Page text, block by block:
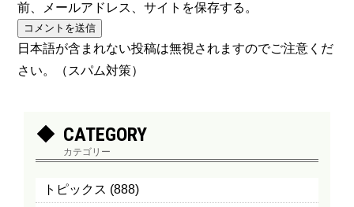
前、メールアドレス、サイトを保存する。
日本語が含まれない投稿は無視されますのでご注意くだ
さい。（スパム対策）
CATEGORY
カテゴリー
トピックス (888)